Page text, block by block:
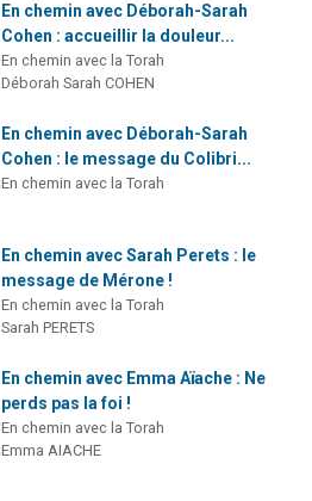
En chemin avec Déborah-Sarah
Cohen : accueillir la douleur...
En chemin avec la Torah
Déborah Sarah COHEN
En chemin avec Déborah-Sarah
Cohen : le message du Colibri...
En chemin avec la Torah
En chemin avec Sarah Perets : le
message de Mérone !
En chemin avec la Torah
Sarah PERETS
En chemin avec Emma Aïache : Ne
perds pas la foi !
En chemin avec la Torah
Emma AIACHE